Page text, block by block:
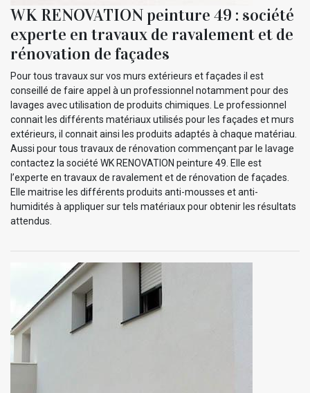
WK RENOVATION peinture 49 : société
experte en travaux de ravalement et de
rénovation de façades
Pour tous travaux sur vos murs extérieurs et façades il est
conseillé de faire appel à un professionnel notamment pour des
lavages avec utilisation de produits chimiques. Le professionnel
connait les différents matériaux utilisés pour les façades et murs
extérieurs, il connait ainsi les produits adaptés à chaque matériau.
Aussi pour tous travaux de rénovation commençant par le lavage
contactez la société WK RENOVATION peinture 49. Elle est
l’experte en travaux de ravalement et de rénovation de façades.
Elle maitrise les différents produits anti-mousses et anti-
humidités à appliquer sur tels matériaux pour obtenir les résultats
attendus.